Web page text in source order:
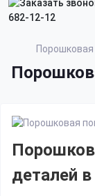
682-12-12
Порошковая
деталей